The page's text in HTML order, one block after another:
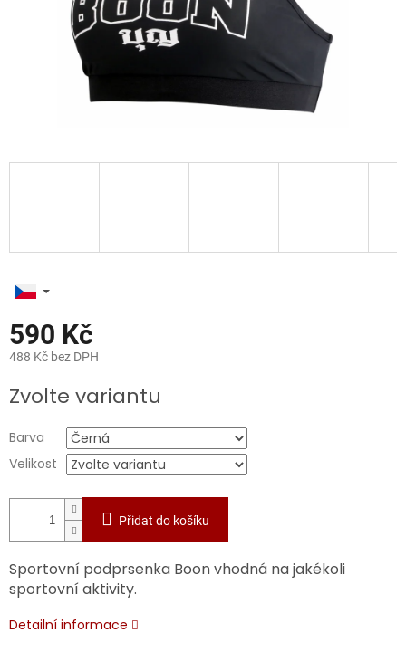
590 Kč
488 Kč bez DPH
cena:
Zvolte variantu
Barva
Velikost
Přidat do košíku
Sportovní podprsenka Boon vhodná na jakékoli
sportovní aktivity.
Detailní informace